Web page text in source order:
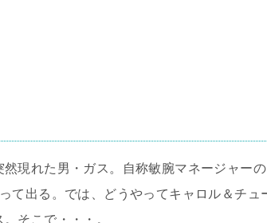
現れた男・ガス。自称敏腕マネージャー
て出る。では、どうやってキャロル＆チュ
そこで・・・。